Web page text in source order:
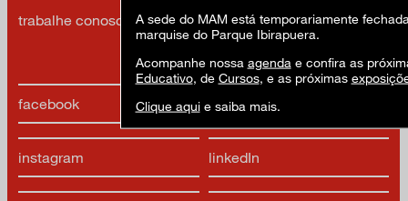
facebook x
instagram linkedIn
trabalhe conosco
política de privacidade e
termos de uso
A sede do MAM está temporariamente
marquise do Parque Ibirapuera.
Acompanhe nossa agenda e confira as
Educativo, de Cursos, e as próximas
Clique aquie saiba mais.